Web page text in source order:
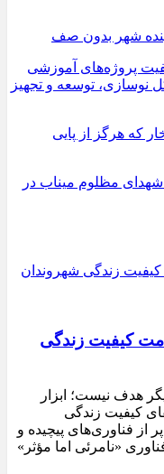
شهر بدون صف
پروژه‌های آموزشی
اداره‌کل نوسازی، توسعه و تجهیز
که هرگز از پایی
شهدای مظلوم میناب در
کیفیت زندگی
هدف نیست؛ ابزار
کیفیت زندگی
از فناوری‌های پیچیده و
«نامرئی اما مؤثر»